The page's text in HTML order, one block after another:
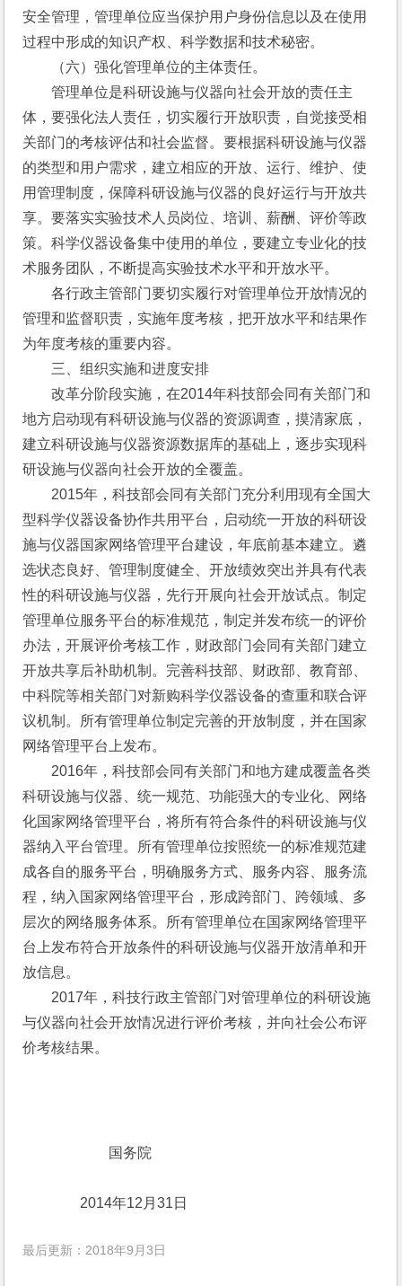
安全管理，管理单位应当保护用户身份信息以及在使用
过程中形成的知识产权、科学数据和技术秘密。
（六）强化管理单位的主体责任。
管理单位是科研设施与仪器向社会开放的责任主
体，要强化法人责任，切实履行开放职责，自觉接受相
关部门的考核评估和社会监督。要根据科研设施与仪器
的类型和用户需求，建立相应的开放、运行、维护、使
用管理制度，保障科研设施与仪器的良好运行与开放共
享。要落实实验技术人员岗位、培训、薪酬、评价等政
策。科学仪器设备集中使用的单位，要建立专业化的技
术服务团队，不断提高实验技术水平和开放水平。
各行政主管部门要切实履行对管理单位开放情况的
管理和监督职责，实施年度考核，把开放水平和结果作
为年度考核的重要内容。
三、组织实施和进度安排
改革分阶段实施，在2014年科技部会同有关部门和
地方启动现有科研设施与仪器的资源调查，摸清家底，
建立科研设施与仪器资源数据库的基础上，逐步实现科
研设施与仪器向社会开放的全覆盖。
2015年，科技部会同有关部门充分利用现有全国大
型科学仪器设备协作共用平台，启动统一开放的科研设
施与仪器国家网络管理平台建设，年底前基本建立。遴
选状态良好、管理制度健全、开放绩效突出并具有代表
性的科研设施与仪器，先行开展向社会开放试点。制定
管理单位服务平台的标准规范，制定并发布统一的评价
办法，开展评价考核工作，财政部门会同有关部门建立
开放共享后补助机制。完善科技部、财政部、教育部、
中科院等相关部门对新购科学仪器设备的查重和联合评
议机制。所有管理单位制定完善的开放制度，并在国家
网络管理平台上发布。
2016年，科技部会同有关部门和地方建成覆盖各类
科研设施与仪器、统一规范、功能强大的专业化、网络
化国家网络管理平台，将所有符合条件的科研设施与仪
器纳入平台管理。所有管理单位按照统一的标准规范建
成各自的服务平台，明确服务方式、服务内容、服务流
程，纳入国家网络管理平台，形成跨部门、跨领域、多
层次的网络服务体系。所有管理单位在国家网络管理平
台上发布符合开放条件的科研设施与仪器开放清单和开
放信息。
2017年，科技行政主管部门对管理单位的科研设施
与仪器向社会开放情况进行评价考核，并向社会公布评
价考核结果。
国务院
2014年12月31日
最后更新：2018年9月3日